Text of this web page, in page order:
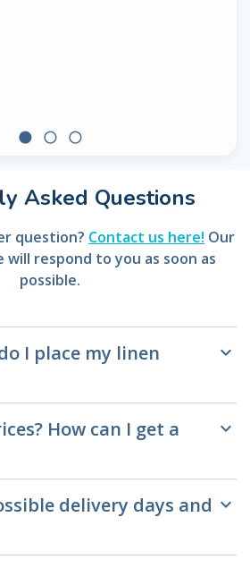
circle radio_button_unchecked radio_button_unchecked
Asked Questions
question? Contact us here! Our
will respond to you as soon as
possible.
I place my linen
keyboard_arrow_down
How can I get a
keyboard_arrow_down
delivery days and keyboard_arrow_down